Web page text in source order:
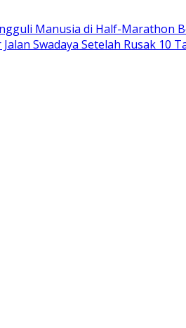
Manusia di Half-Marathon
Swadaya Setelah Rusak 10